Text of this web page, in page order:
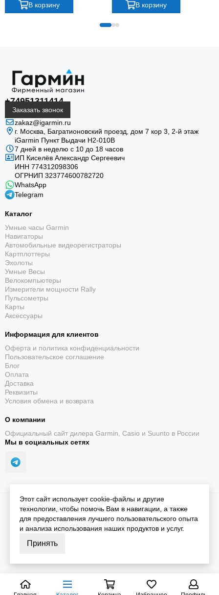
При подключении к совместимому смартфону
показывает ветер, помогая оценить выбор клюшки
и направление удара.
Green View
Показывает форму грина и позволяет вручную
Сохраняет счёт, путты, попадания на фервей и грин
и передаёт данные в приложение Garmin Golf.
Показывает направление к флажку, когда грин не
виден из текущей позиции.
Препятствия на поле
В корзину В корзину
+74951311414
Заказать звонок
zakaz@igarmin.ru
г. Москва, Багратионовский проезд, дом 7 кор 3, 2-й этаж
iGarmin Пункт Выдачи Н2-010В
7 дней в неделю с 10 до 18 часов
ИП Киселёв Александр Сергеевич
ИНН 774312098306
ОГРНИП 323774600782720
WhatsApp
Telegram
Каталог
Умные часы Garmin
Навигаторы
Автомобильные видеорегистраторы
Картплоттеры
Эхолоты
Умные Весы
Велокомпьютеры
Измерители мощности Rally
Пульсометры
Карты
Аксессуары
Информация для клиентов
Оферта и политика конфиденциальности
Пользовательское соглашение
Блог
Оплата
Доставка
Реквизиты
Условия обмена и возврата
О компании
Официальный сайт дилера Garmin, Casio и Suunto в России
Мы в социальных сетях
2026 © iGarmin.Карта сайта
Этот сайт использует cookie-файлы и другие
технологии, чтобы помочь Вам в навигации, а также
для предоставления лучшего пользовательского опыта
и анализа использования наших продуктов и услуг.
Принять